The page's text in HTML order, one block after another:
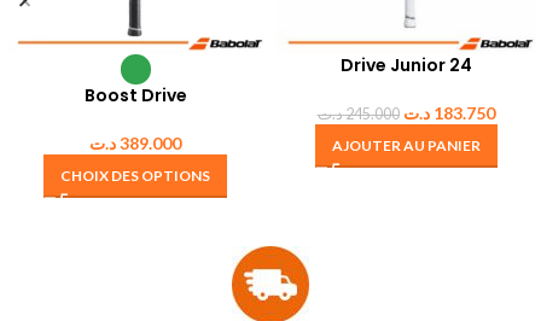
Boost Drive
389.000د.ت
CHOIX DES OPTIONS
Drive Junior 24
245.000د.ت 183.750 د.ت
AJOUTER AU PANIER